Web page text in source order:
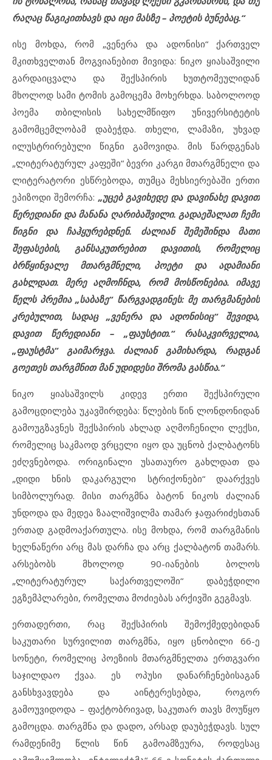
რაღაც წაგიკითხავს და იცი მასზე – პოეტის ბუნებაც.“
ისე მოხდა, რომ „ვენერა და ადონისი“ ქართველ
მკითხველთან მოგვიანებით მივიდა: ნიკო ყიასაშვილი
გარდაიცვალა და შექსპირის ხუთტომეულიდან
მხოლოდ სამი ტომის გამოცემა მოხერხდა. საბოლოოდ
პოემა თბილისის სახელმწიფო უნივერსიტეტის
გამომცემლობამ დაბეჭდა. თხელი, ლამაზი, უხვად
ილუსტრირებული წიგნი გამოვიდა. მის წარდგენას
„ლიტერატურულ კაფეში“ ბევრი კარგი მთარგმნელი და
ლიტერატორი ესწრებოდა, თუმცა მეხსიერებაში ერთი
ეპიზოდი შემორჩა: „უცებ გავიხედე და დავინახე დავით
წერედიანი და მანანა ღარიბაშვილი. გადაეშალათ ჩემი
წიგნი და ჩაჰყურებდნენ. ძალიან შემეშინდა მათი
შეფასების, განსაკუთრებით დავითის, რომელიც
ბრწყინვალე მთარგმნელი, პოეტი და ადამიანი
გახლდათ. მერე აღმოჩნდა, რომ მოსწონებია. იმავე
წელს პრემია „საბაზე“ წარგვადგინეს: მე თარგმანების
კრებულით, სადაც „ვენერა და ადონისიც“ შევიდა,
დავით წერედიანი – „ფაუსტით.“ რასაკვირველია,
„ფაუსტმა“ გაიმარჯვა. ძალიან გამიხარდა, რადგან
გოეთეს თარგმნით მან უდიდესი შრომა გასწია.“
ნიკო ყიასაშვილს კიდევ ერთი შექსპირული
გამოცდილება უკავშირდება: წლების წინ ლონდონიდან
გამოუგზავნეს შექსპირის ახლად აღმოჩენილი ლექსი,
რომელიც საკმაოდ ვრცელი იყო და უცნობ ქალბატონს
ეძღვნებოდა. ორიგინალი უსათაურო გახლდათ და
„დიდი ხნის დაკარგული სტრიქონები“ დაარქვეს
სიმბოლურად. მისი თარგმნა ბატონ ნიკოს ძალიან
უნდოდა და მედეა ზაალიშვილმა თამარ ჯაფარიძესთან
ერთად გადმოაქართულა. ისე მოხდა, რომ თარგმანის
ხელნაწერი არც მას დარჩა და არც ქალბატონ თამარს.
არსებობს მხოლოდ 90-იანების ბოლოს
„ლიტერატურულ საქართველოში“ დაბეჭდილი
ეგზემპლარები, რომელთა მოძიებას არქივში გეგმავს.
ერთადერთი, რაც შექსპირის შემოქმედებიდან
საკუთარი სურვილით თარგმნა, იყო ცნობილი 66-ე
სონეტი, რომელიც პოეზიის მთარგმნელთა ერთგვარი
საჯილდაო ქვაა. ეს ოპუსი დანარჩენებისაგან
განსხვავდება და აინტერესებდა, როგორ
გამოუვიდოდა – ფაქტობრივად, საკუთარ თავს მოუწყო
გამოცდა. თარგმნა და დადო, არსად დაუბეჭდავს. სულ
რამდენიმე წლის წინ გამოამზეურა, როდესაც